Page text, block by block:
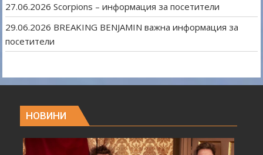
27.06.2026 Scorpions – информация за посетители
29.06.2026 BREAKING BENJAMIN важна информация за
посетители
НОВИНИ